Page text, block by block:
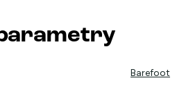
Barefoot